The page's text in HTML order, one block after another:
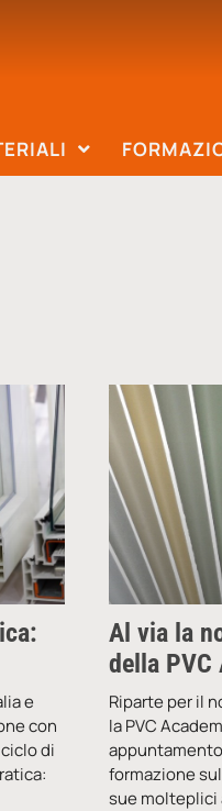
e
con
di
Al via la
della PVC
Riparte per il
la PVC
formazione
sue molteplici